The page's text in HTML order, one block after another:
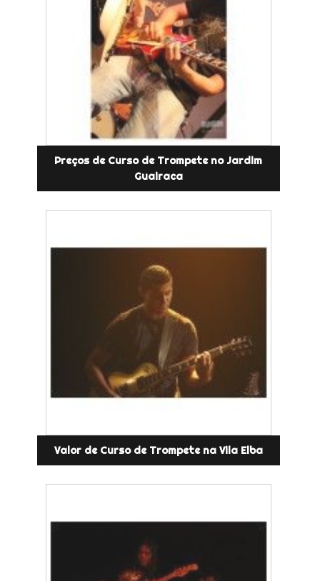
Preços de Curso de Trompete no Jardim
Guairaca
Valor de Curso de Trompete na Vila Elba